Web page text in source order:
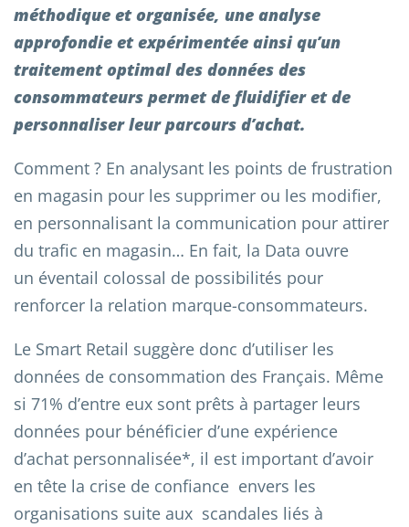
méthodique et organisée, une analyse
approfondie et expérimentée ainsi qu’un
traitement optimal des données des
consommateurs permet de fluidifier et de
personnaliser leur parcours d’achat.
Comment ? En analysant les points de frustration
en magasin pour les supprimer ou les modifier,
en personnalisant la communication pour attirer
du trafic en magasin… En fait, la Data ouvre
un éventail colossal de possibilités pour
renforcer la relation marque-consommateurs.
Le Smart Retail suggère donc d’utiliser les
données de consommation des Français. Même
si 71% d’entre eux sont prêts à partager leurs
données pour bénéficier d’une expérience
d’achat personnalisée*, il est important d’avoir
en tête la crise de confiance envers les
organisations suite aux scandales liés à